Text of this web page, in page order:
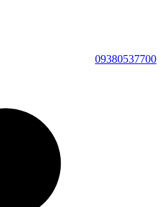
09380537700